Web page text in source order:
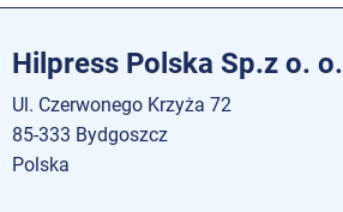
Hilpress Polska Sp.z o. o.
Ul. Czerwonego Krzyża 72
85-333 Bydgoszcz
Polska